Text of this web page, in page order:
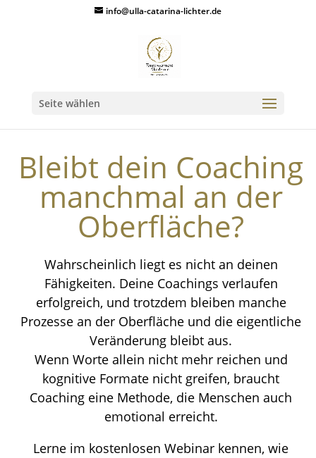
info@ulla-catarina-lichter.de
Seite wählen
Bleibt dein Coaching
manchmal an der
Oberfläche?
Wahrscheinlich liegt es nicht an deinen
Fähigkeiten. Deine Coachings verlaufen
erfolgreich, und trotzdem bleiben manche
Prozesse an der Oberfläche und die eigentliche
Veränderung bleibt aus.
Wenn Worte allein nicht mehr reichen und
kognitive Formate nicht greifen, braucht
Coaching eine Methode, die Menschen auch
emotional erreicht.
Lerne im kostenlosen Webinar kennen, wie